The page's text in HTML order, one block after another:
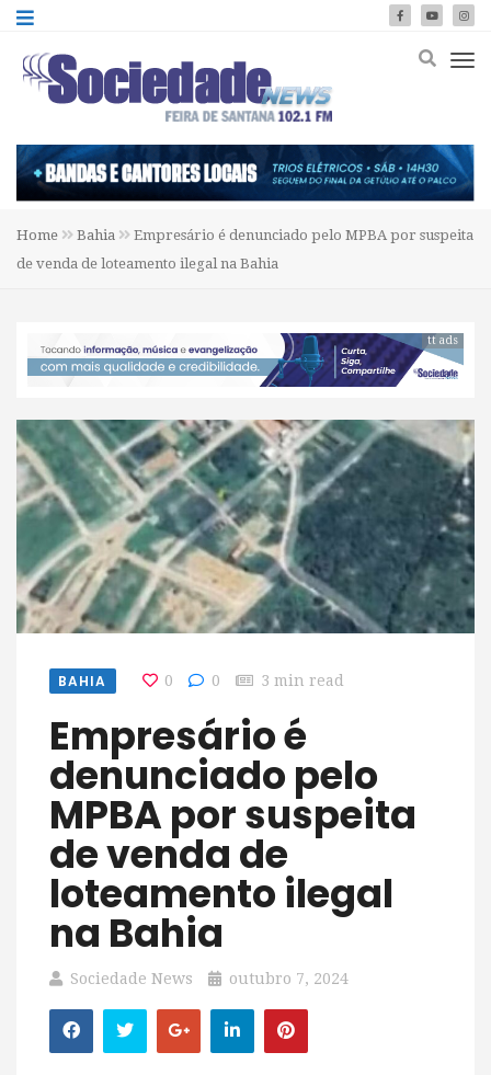
Home Bahia
Empresário é denunciado pelo MPBA por suspeita
de venda de loteamento ilegal na Bahia
tt ads
BAHIA 0 0 3 min read
Empresário é
denunciado pelo
MPBA por suspeita
de venda de
loteamento ilegal
na Bahia
Sociedade News outubro 7, 2024